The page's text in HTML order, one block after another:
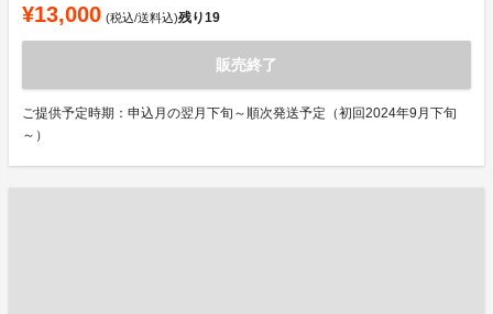
¥13,000 (税込/送料込)残り19
販売終了
ご提供予定時期：申込月の翌月下旬～順次発送予定（初回2024年9月下旬
～）